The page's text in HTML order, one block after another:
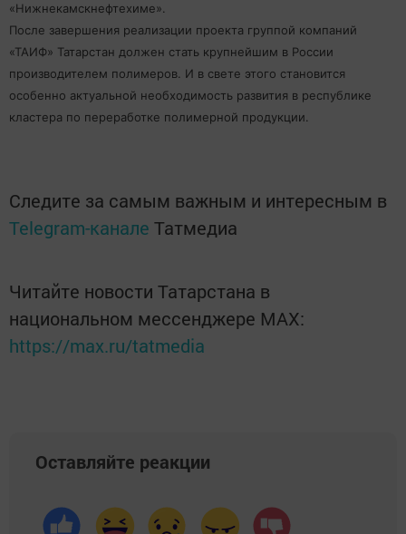
«Нижнекамскнефтехиме».
После завершения реализации проекта группой компаний
«ТАИФ» Татарстан должен стать крупнейшим в России
производителем полимеров. И в свете этого становится
особенно актуальной необходимость развития в республике
кластера по переработке полимерной продукции.
Следите за самым важным и интересным в
Telegram-канале Татмедиа
Читайте новости Татарстана в
национальном мессенджере MАХ:
https://max.ru/tatmedia
Оставляйте реакции